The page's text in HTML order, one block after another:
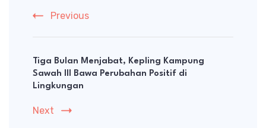
Previous
Tiga Bulan Menjabat, Kepling Kampung
Sawah III Bawa Perubahan Positif di
Lingkungan
Next